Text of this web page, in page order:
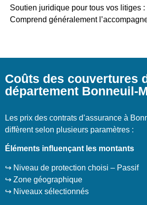
Soutien juridique pour tous vos litiges
Comprend généralement
Coûts des couvertures
département Bonneuil-
Les prix des contrats d’assurance à
diffèrent selon plusieurs paramètres :
Éléments influençant les montants
↪️ Niveau de protection choisi – Passif
↪️ Zone géographique
↪️ Niveaux sélectionnés